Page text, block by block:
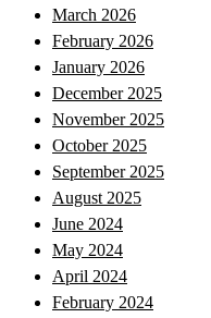
March 2026
February 2026
January 2026
December 2025
November 2025
October 2025
September 2025
August 2025
June 2024
May 2024
April 2024
February 2024